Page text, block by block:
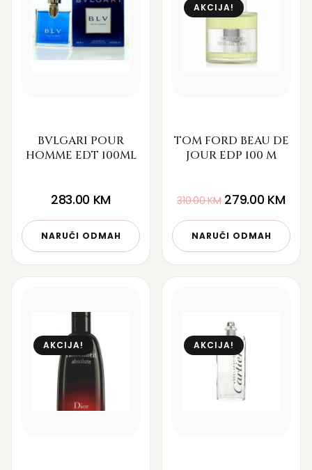
BVLGARI POUR
HOMME EDT 100ML
283.00 KM
NARUČI ODMAH
AKCIJA!
TOM FORD BEAU DE
JOUR EDP 100 M
310.00KM 279.00 KM
NARUČI ODMAH
AKCIJA! AKCIJA!